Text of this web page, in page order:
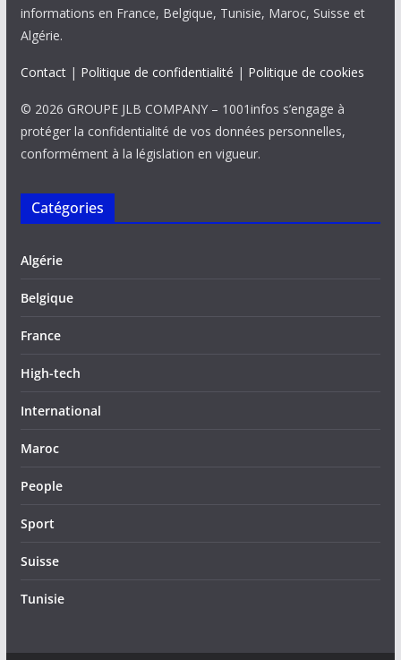
informations en France, Belgique, Tunisie, Maroc, Suisse et
Algérie.
Contact| Politique de confidentialité | Politique de cookies
© 2026 GROUPE JLB COMPANY – 1001infos s’engage à
protéger la confidentialité de vos données personnelles,
conformément à la législation en vigueur.
Catégories
Algérie
Belgique
France
High-tech
International
Maroc
People
Sport
Suisse
Tunisie